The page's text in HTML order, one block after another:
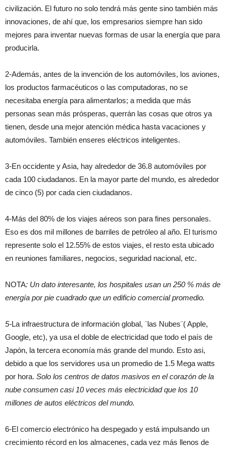
civilización. El futuro no solo tendrá más gente sino también más
innovaciones, de ahí que, los empresarios siempre han sido
mejores para inventar nuevas formas de usar la energía que para
producirla.
2-Además, antes de la invención de los automóviles, los aviones,
los productos farmacéuticos o las computadoras, no se
necesitaba energía para alimentarlos; a medida que más
personas sean más prósperas, querrán las cosas que otros ya
tienen, desde una mejor atención médica hasta vacaciones y
automóviles. También enseres eléctricos inteligentes.
3-En occidente y Asia, hay alrededor de 36.8 automóviles por
cada 100 ciudadanos. En la mayor parte del mundo, es alrededor
de cinco (5) por cada cien ciudadanos.
4-Más del 80% de los viajes aéreos son para fines personales.
Eso es dos mil millones de barriles de petróleo al año. El turismo
represente solo el 12.55% de estos viajes, el resto esta ubicado
en reuniones familiares, negocios, seguridad nacional, etc.
NOTA: Un dato interesante, los hospitales usan un 250 % más de
energía por pie cuadrado que un edificio comercial promedio.
5-La infraestructura de información global, ¨las Nubes¨( Apple,
Google, etc), ya usa el doble de electricidad que todo el país de
Japón, la tercera economía más grande del mundo. Esto asi,
debido a que los servidores usa un promedio de 1.5 Mega watts
por hora. Solo los centros de datos masivos en el corazón de la
nube consumen casi 10 veces más electricidad que los 10
millones de autos eléctricos del mundo.
6-El comercio electrónico ha despegado y está impulsando un
crecimiento récord en los almacenes, cada vez más llenos de